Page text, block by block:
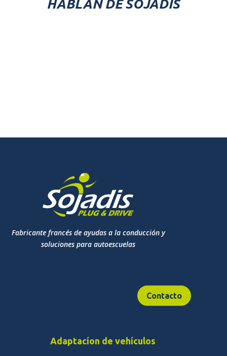
HABLAN DE SOJADIS
Fabricante francés de ayudas a la conducción y
soluciones para autoescuelas
Contacto
Adaptacíon de vehículos